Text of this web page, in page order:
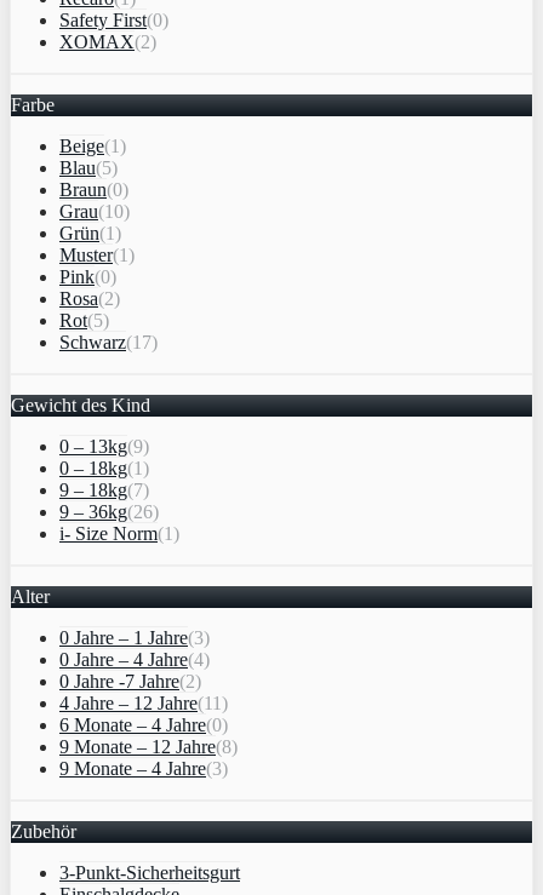
Safety First(0)
XOMAX(2)
Farbe
Beige(1)
Blau(5)
Braun(0)
Grau(10)
Grün(1)
Muster(1)
Pink(0)
Rosa(2)
Rot(5)
Schwarz(17)
Gewicht des Kind
0 – 13kg(9)
0 – 18kg(1)
9 – 18kg(7)
9 – 36kg(26)
i- Size Norm(1)
Alter
0 Jahre – 1 Jahre(3)
0 Jahre – 4 Jahre(4)
0 Jahre -7 Jahre(2)
4 Jahre – 12 Jahre(11)
6 Monate – 4 Jahre(0)
9 Monate – 12 Jahre(8)
9 Monate – 4 Jahre(3)
Zubehör
3-Punkt-Sicherheitsgurt